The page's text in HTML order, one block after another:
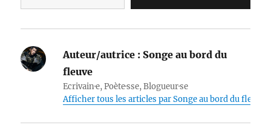
Auteur/autrice : Songe au bord du
fleuve
Ecrivain·e, Poète·sse, Blogueur·se
Afficher tous les articles par Songe au bord du fleuve